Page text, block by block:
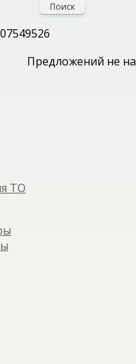
Поиск
Предложений не
ТО